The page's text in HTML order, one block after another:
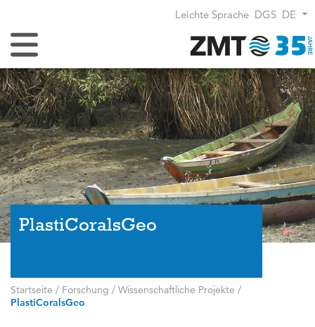
Leichte Sprache DGS DE
Navigation umschalten
PlastiCoralsGeo
Startseite / Forschung / Wissenschaftliche Projekte /
PlastiCoralsGeo